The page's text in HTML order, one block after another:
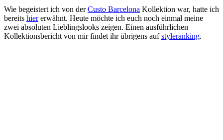
Wie begeistert ich von derCusto Barcelona Kollektion war, hatte ich
bereits hiererwähnt. Heute möchte ich euch noch einmal meine
zwei absoluten Lieblingslooks zeigen. Einen ausführlichen
Kollektionsbericht von mir findet ihr übrigens aufstyleranking.